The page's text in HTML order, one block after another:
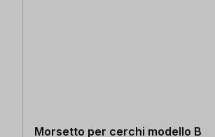
Morsetto per cerchi modello B